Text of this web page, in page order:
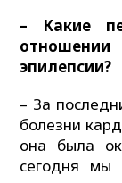
– Какие
эпилепсии?
– За
болезни
она была
сегодня мы